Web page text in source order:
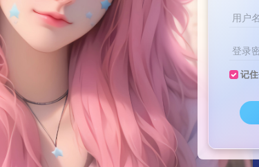
用户
登录
记